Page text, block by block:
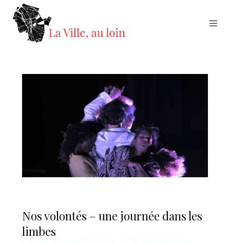
Nos volontés – une journée dans les
limbes